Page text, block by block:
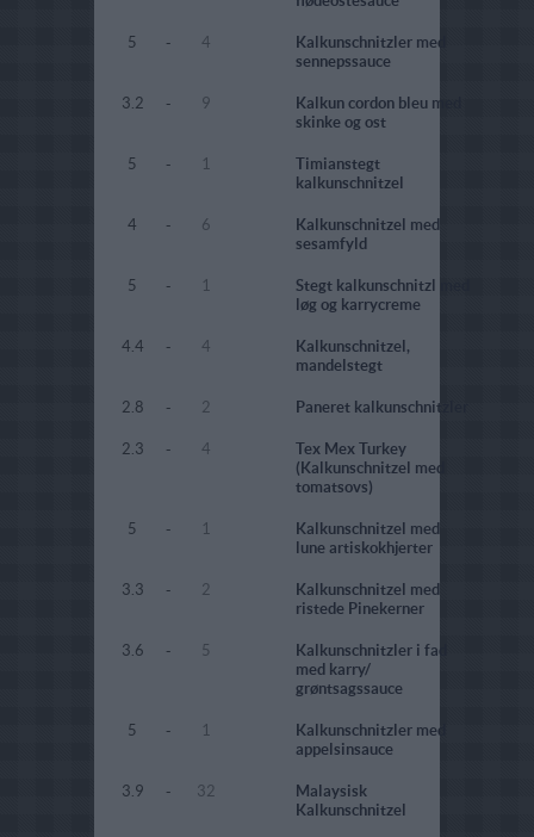
5 - 4
Kalkunschnitzler med
sennepssauce
3.2 - 9
Kalkun cordon bleu med
skinke og ost
5 - 1
Timianstegt
kalkunschnitzel
4 - 6
Kalkunschnitzel med
sesamfyld
5 - 1
Stegt kalkunschnitzl med
løg og karrycreme
4.4 - 4
Kalkunschnitzel,
mandelstegt
2.8 - 2 Paneret kalkunschnitzler
2.3 - 4
Tex Mex Turkey
(Kalkunschnitzel med
tomatsovs)
5 - 1
Kalkunschnitzel med
lune artiskokhjerter
3.3 - 2
Kalkunschnitzel med
ristede Pinekerner
3.6 - 5
Kalkunschnitzler i fad
med karry/
grøntsagssauce
5 - 1
Kalkunschnitzler med
appelsinsauce
3.9 - 32
Malaysisk
Kalkunschnitzel